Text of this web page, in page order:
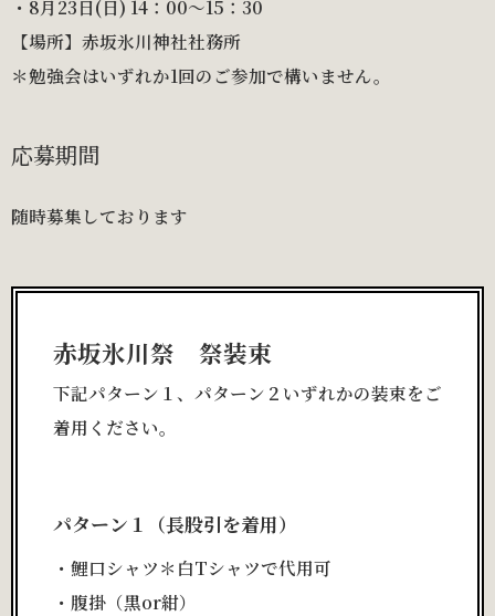
・8月23日(日) 14：00〜15：30
【場所】赤坂氷川神社社務所
＊勉強会はいずれか1回のご参加で構いません。
応募期間
随時募集しております
赤坂氷川祭 祭装束
下記パターン１、パターン２いずれかの装束をご
着用ください。
パターン１（長股引を着用）
・鯉口シャツ＊白Tシャツで代用可
・腹掛（黒or紺）